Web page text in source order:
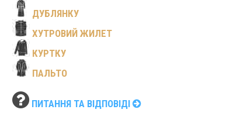
ДУБЛЯНКУ
ХУТРОВИЙ ЖИЛЕТ
КУРТКУ
ПАЛЬТО
ПИТАННЯ ТА ВІДПОВІДІ